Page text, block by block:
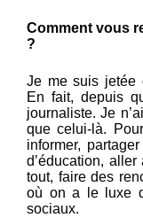
Comment vous
?
Je me suis jetée
En fait, depuis
journaliste. Je
que celui-là.
informer,
d’éducation,
tout, faire des
où on a le luxe
sociaux.